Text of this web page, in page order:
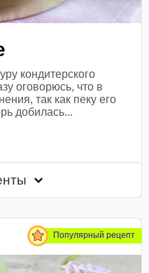
кондитерского
оговорюсь, что в
так как пеку его
добилась...
Популярный рецепт